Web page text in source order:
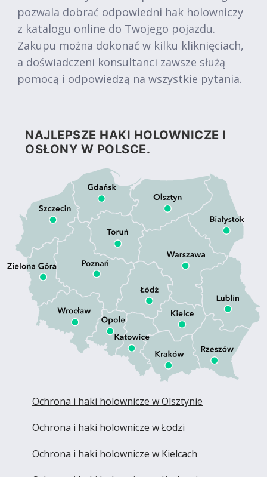
pozwala dobrać odpowiedni hak holowniczy
z katalogu online do Twojego pojazdu.
Zakupu można dokonać w kilku kliknięciach,
a doświadczeni konsultanci zawsze służą
pomocą i odpowiedzą na wszystkie pytania.
NAJLEPSZE HAKI HOLOWNICZE I
OSŁONY W POLSCE.
Ochrona i haki holownicze w Olsztynie
Ochrona i haki holownicze w Łodzi
Ochrona i haki holownicze w Kielcach